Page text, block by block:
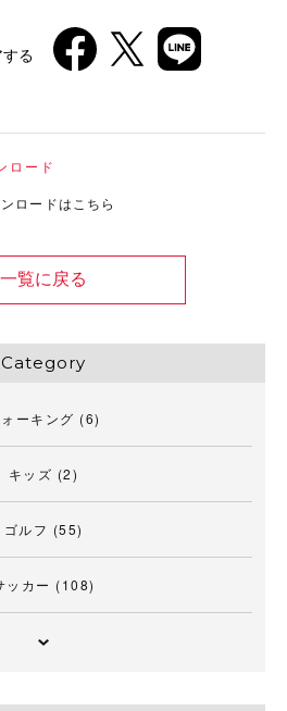
る
ロード
ロードはこちら
一覧に戻る
Category
ーキング (6)
キッズ (2)
ゴルフ (55)
ッカー (108)